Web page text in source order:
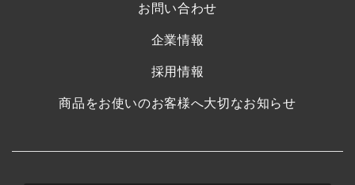
お問い合わせ
企業情報
採用情報
商品をお使いのお客様へ大切なお知らせ